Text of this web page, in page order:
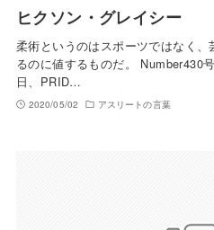
ヒクソン・グレイシー
柔術というのはスポーツではなく
るのに値するものだ。 Number430
日、PRID…
2020/05/02 アスリートの言葉